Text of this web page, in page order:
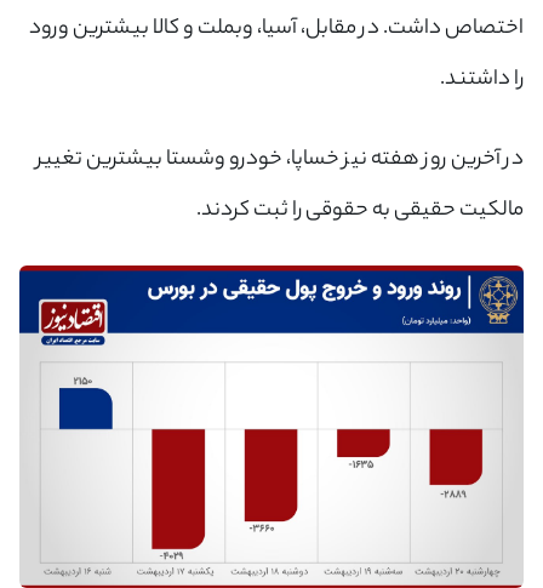
اختصاص داشت. در مقابل، آسیا، وبملت و کالا بیشترین ورود
را داشتند.
در آخرین روز هفته نیز خساپا، خودرو وشستا بیشترین تغییر
مالکیت حقیقی به حقوقی را ثبت کردند.
ورود به حساب کاربری ×
بعد از ثبت شماره کد برای شما پیامک خواهد شد
+98
ارسال کد